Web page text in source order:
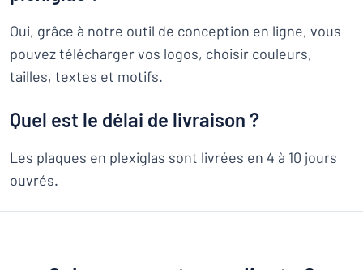
Oui, grâce à notre outil de conception en ligne, vous
pouvez télécharger vos logos, choisir couleurs,
tailles, textes et motifs.
Quel est le délai de livraison ?
Les plaques en plexiglas sont livrées en 4 à 10 jours
ouvrés.